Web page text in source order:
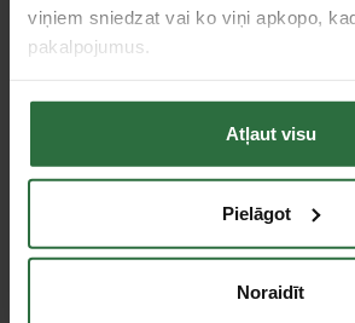
viņiem sniedzat vai ko viņi apkopo,
pakalpojumus.
Atļaut visu
Pielāgot
Noraidīt
Motora jauda
23 kW
Tie, kas apskatīja šo preci, tāpat
Failed to load product list.